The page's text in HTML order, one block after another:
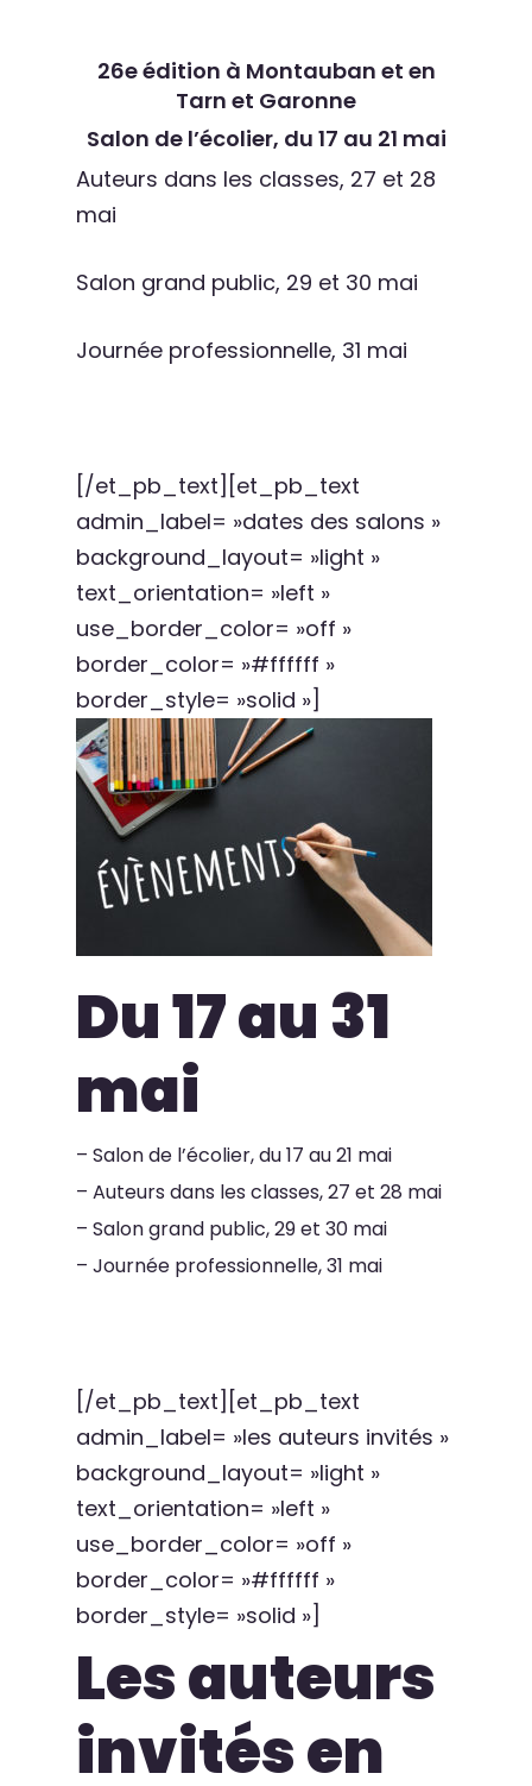
26e édition à Montauban et en
Tarn et Garonne
Salon de l’écolier, du 17 au 21 mai
Auteurs dans les classes, 27 et 28
mai
Salon grand public, 29 et 30 mai
Journée professionnelle, 31 mai
[/et_pb_text][et_pb_text
admin_label= »dates des salons »
background_layout= »light »
text_orientation= »left »
use_border_color= »off »
border_color= »#ffffff »
border_style= »solid »]
Du 17 au 31
mai
– Salon de l’écolier, du 17 au 21 mai
– Auteurs dans les classes, 27 et 28 mai
– Salon grand public, 29 et 30 mai
– Journée professionnelle, 31 mai
[/et_pb_text][et_pb_text
admin_label= »les auteurs invités »
background_layout= »light »
text_orientation= »left »
use_border_color= »off »
border_color= »#ffffff »
border_style= »solid »]
Les auteurs
invités en